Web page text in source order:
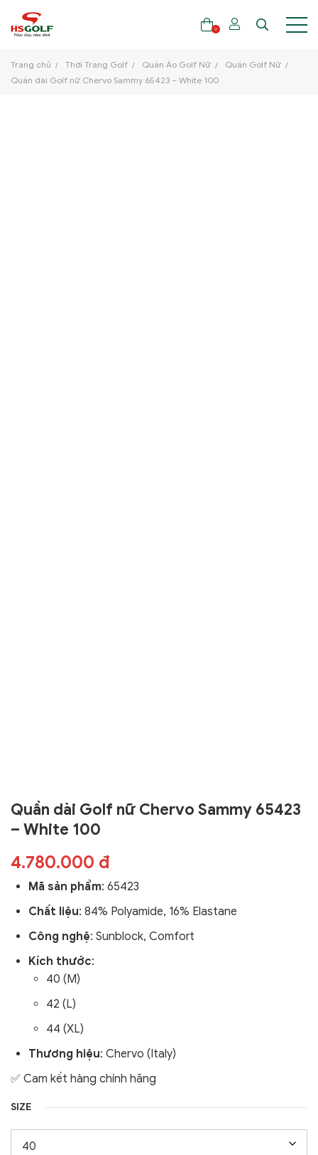
0
Trang chủ Thời Trang Golf Quần Áo Golf Nữ
Quần Golf Nữ
Quần dài Golf nữ Chervo Sammy 65423 – White 100
Quần dài Golf nữ Chervo Sammy 65423
– White 100
4.780.000 đ
Mã sản phẩm: 65423
Chất liệu: 84% Polyamide, 16% Elastane
Công nghệ: Sunblock, Comfort
Kích thước:
40 (M)
42 (L)
44 (XL)
Thương hiệu: Chervo (Italy)
✅ Cam kết hàng chính hãng
SIZE